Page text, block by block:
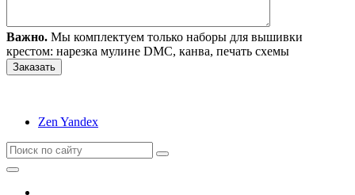
Важно. Мы комплектуем только наборы для вышивки
крестом: нарезка мулине DMC, канва, печать схемы
Zen Yandex